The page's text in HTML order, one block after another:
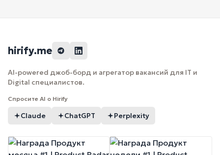
hirify.me
AI-powered джоб-борд и агрегатор вакансий для IT и
Digital специалистов.
Спросите AI о Hirify
Claude ChatGPT Perplexity